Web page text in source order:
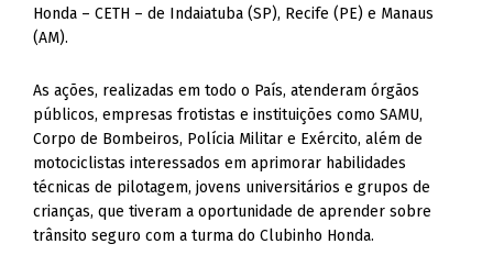
Honda – CETH – de Indaiatuba (SP), Recife (PE) e Manaus
(AM).
As ações, realizadas em todo o País, atenderam órgãos
públicos, empresas frotistas e instituições como SAMU,
Corpo de Bombeiros, Polícia Militar e Exército, além de
motociclistas interessados em aprimorar habilidades
técnicas de pilotagem, jovens universitários e grupos de
crianças, que tiveram a oportunidade de aprender sobre
trânsito seguro com a turma do Clubinho Honda.